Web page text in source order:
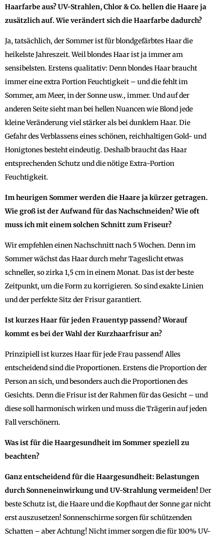
Haarfarbe aus? UV-Strahlen, Chlor & Co. hellen die Haare ja
zusätzlich auf. Wie verändert sich die Haarfarbe dadurch?
Ja, tatsächlich, der Sommer ist für blondgefärbtes Haar die
heikelste Jahreszeit. Weil blondes Haar ist ja immer am
sensibelsten. Erstens qualitativ: Denn blondes Haar braucht
immer eine extra Portion Feuchtigkeit – und die fehlt im
Sommer, am Meer, in der Sonne usw., immer. Und auf der
anderen Seite sieht man bei hellen Nuancen wie Blond jede
kleine Veränderung viel stärker als bei dunklem Haar. Die
Gefahr des Verblassens eines schönen, reichhaltigen Gold- und
Honigtones besteht eindeutig. Deshalb braucht das Haar
entsprechenden Schutz und die nötige Extra-Portion
Feuchtigkeit.
Im heurigen Sommer werden die Haare ja kürzer getragen.
Wie groß ist der Aufwand für das Nachschneiden? Wie oft
muss ich mit einem solchen Schnitt zum Friseur?
Wir empfehlen einen Nachschnitt nach 5 Wochen. Denn im
Sommer wächst das Haar durch mehr Tageslicht etwas
schneller, so zirka 1,5 cm in einem Monat. Das ist der beste
Zeitpunkt, um die Form zu korrigieren. So sind exakte Linien
und der perfekte Sitz der Frisur garantiert.
Ist kurzes Haar für jeden Frauentyp passend? Worauf
kommt es bei der Wahl der Kurzhaarfrisur an?
Prinzipiell ist kurzes Haar für jede Frau passend! Alles
entscheidend sind die Proportionen. Erstens die Proportion der
Person an sich, und besonders auch die Proportionen des
Gesichts. Denn die Frisur ist der Rahmen für das Gesicht – und
diese soll harmonisch wirken und muss die Trägerin auf jeden
Fall verschönern.
Was ist für die Haargesundheit im Sommer speziell zu
beachten?
Ganz entscheidend für die Haargesundheit:Belastungen
durch Sonneneinwirkung und UV-Strahlung vermeiden!Der
beste Schutz ist, die Haare und die Kopfhaut der Sonne gar nicht
erst auszusetzen! Sonnenschirme sorgen für schützenden
Schatten – aber Achtung! Nicht immer sorgen die für 100% UV-